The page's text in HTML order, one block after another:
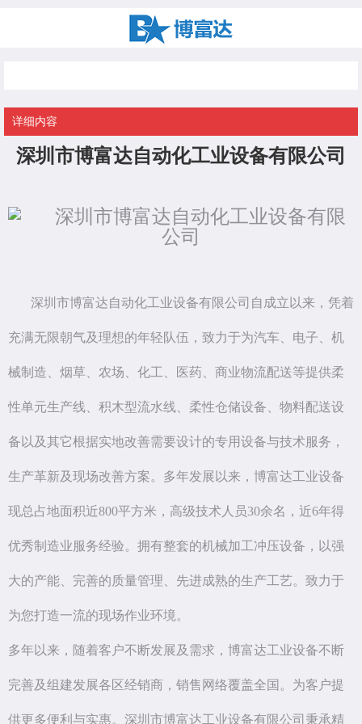
详细内容
深圳市博富达自动化工业设备有限公司
深圳市博富达自动化工业设备有限公司自成立以来，凭着
充满无限朝气及理想的年轻队伍，致力于为汽车、电子、机
械制造、烟草、农场、化工、医药、商业物流配送等提供柔
性单元生产线、积木型流水线、柔性仓储设备、物料配送设
备以及其它根据实地改善需要设计的专用设备与技术服务，
生产革新及现场改善方案。多年发展以来，博富达工业设备
现总占地面积近800平方米，高级技术人员30余名，近6年得
优秀制造业服务经验。拥有整套的机械加工冲压设备，以强
大的产能、完善的质量管理、先进成熟的生产工艺。致力于
为您打造一流的现场作业环境。
多年以来，随着客户不断发展及需求，博富达工业设备不断
完善及组建发展各区经销商，销售网络覆盖全国。为客户提
供更多便利与实惠。深圳市博富达工业设备有限公司秉承精